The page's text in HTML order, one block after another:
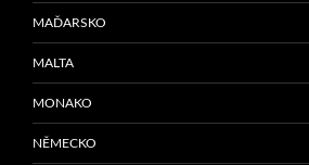
MAĎARSKO
MALTA
MONAKO
NĚMECKO